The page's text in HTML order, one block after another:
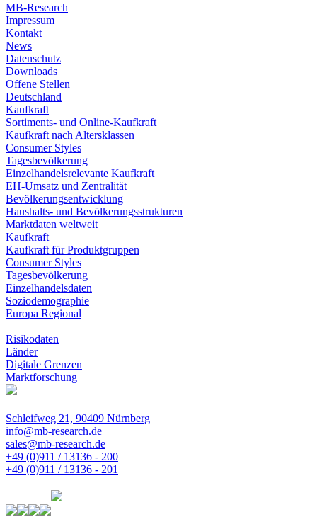
MB-Research
Impressum
Kontakt
News
Datenschutz
Downloads
Offene Stellen
Deutschland
Kaufkraft
Sortiments- und Online-Kaufkraft
Kaufkraft nach Altersklassen
Consumer Styles
Tagesbevölkerung
Einzelhandelsrelevante Kaufkraft
EH-Umsatz und Zentralität
Bevölkerungsentwicklung
Haushalts- und Bevölkerungsstrukturen
Marktdaten weltweit
Kaufkraft
Kaufkraft für Produktgruppen
Consumer Styles
Tagesbevölkerung
Einzelhandelsdaten
Soziodemographie
Europa Regional
Risikodaten
Länder
Digitale Grenzen
Marktforschung
Schleifweg 21, 90409 Nürnberg
info@mb-research.de
sales@mb-research.de
+49 (0)911 / 13136 - 200
+49 (0)911 / 13136 - 201